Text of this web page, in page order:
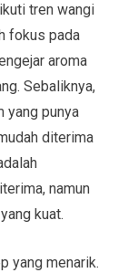
tren wangi
fokus pada
aroma
Sebaliknya,
yang punya
diterima
namun
kuat.
yang menarik.